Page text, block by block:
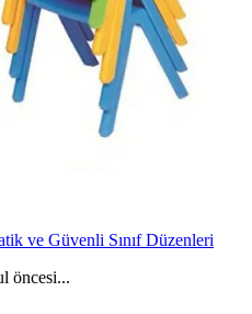
ve Güvenli Sınıf Düzenleri
öncesi...